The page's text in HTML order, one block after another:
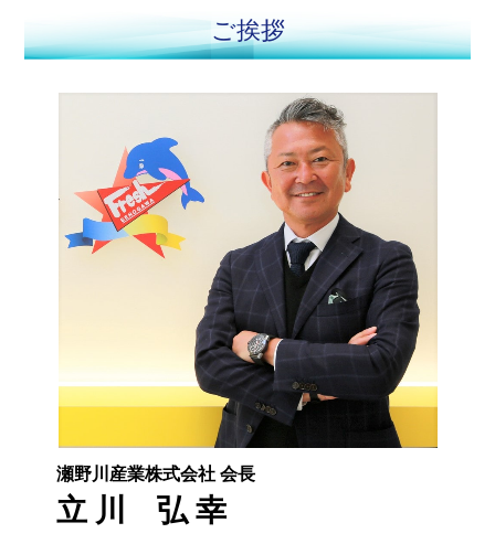
営業と拠点
関連会社 取引先紹介
プライバシーポリシー
ご挨拶
瀬野川産業株式会社 会長
立 川 弘 幸